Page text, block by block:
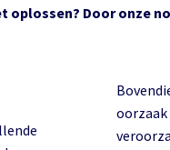
Door onze